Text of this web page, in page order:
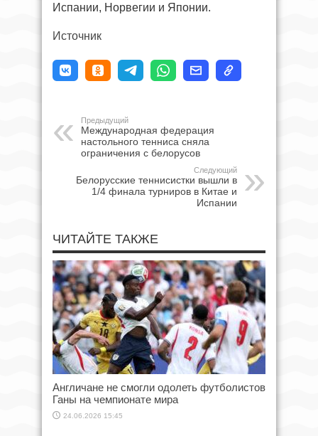
Испании, Норвегии и Японии.
Источник
Предыдущий
Международная федерация
настольного тенниса сняла
ограничения с белорусов
Следующий
Белорусские теннисистки вышли в
1/4 финала турниров в Китае и
Испании
ЧИТАЙТЕ ТАКЖЕ
Англичане не смогли одолеть футболистов
Ганы на чемпионате мира
24.06.2026 15:45